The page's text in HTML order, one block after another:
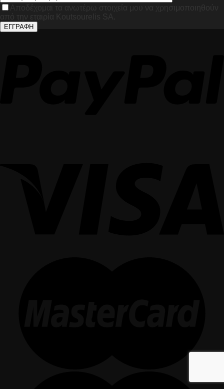
Αποδέχομαι τα ανωτέρω στοιχεία μου να χρησιμοποιηθούν
από την εταιρία Koutsourelis SA.